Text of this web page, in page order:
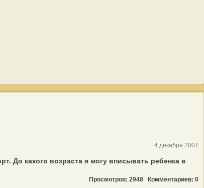
4 декабря 2007
До какого возраста я могу вписывать ребенка в
Просмотров: 2948 Комментариев: 0